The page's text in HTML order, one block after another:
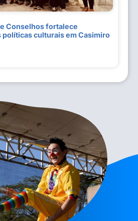
Conselhos fortalece
políticas culturais em Casimiro